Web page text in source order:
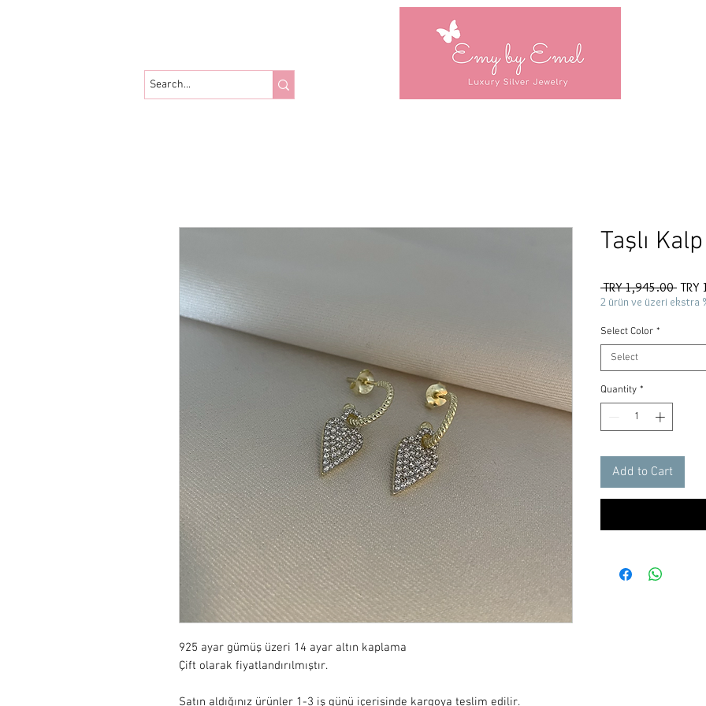
925 ayar gümüş üzeri 14 ayar altın kaplama
Çift olarak fiyatlandırılmıştır.
Satın aldığınız ürünler 1-3 iş günü içerisinde kargoya teslim edilir.
Taşlı
TRY 1,945.00
Price
2 ürün ve üzeri ekstra
Select Color *
Select
Quantity *
Add to Cart